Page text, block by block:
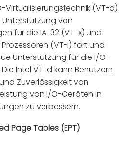
Virtualisierungstechnik (VT-d)
von
für die IA-32 (VT-x) und
(VT-i) fort und
Unterstützung für die I/O-
Intel VT-d kann Benutzern
Zuverlässigkeit von
von I/O-Geräten in
zu verbessern.
Page Tables (EPT)